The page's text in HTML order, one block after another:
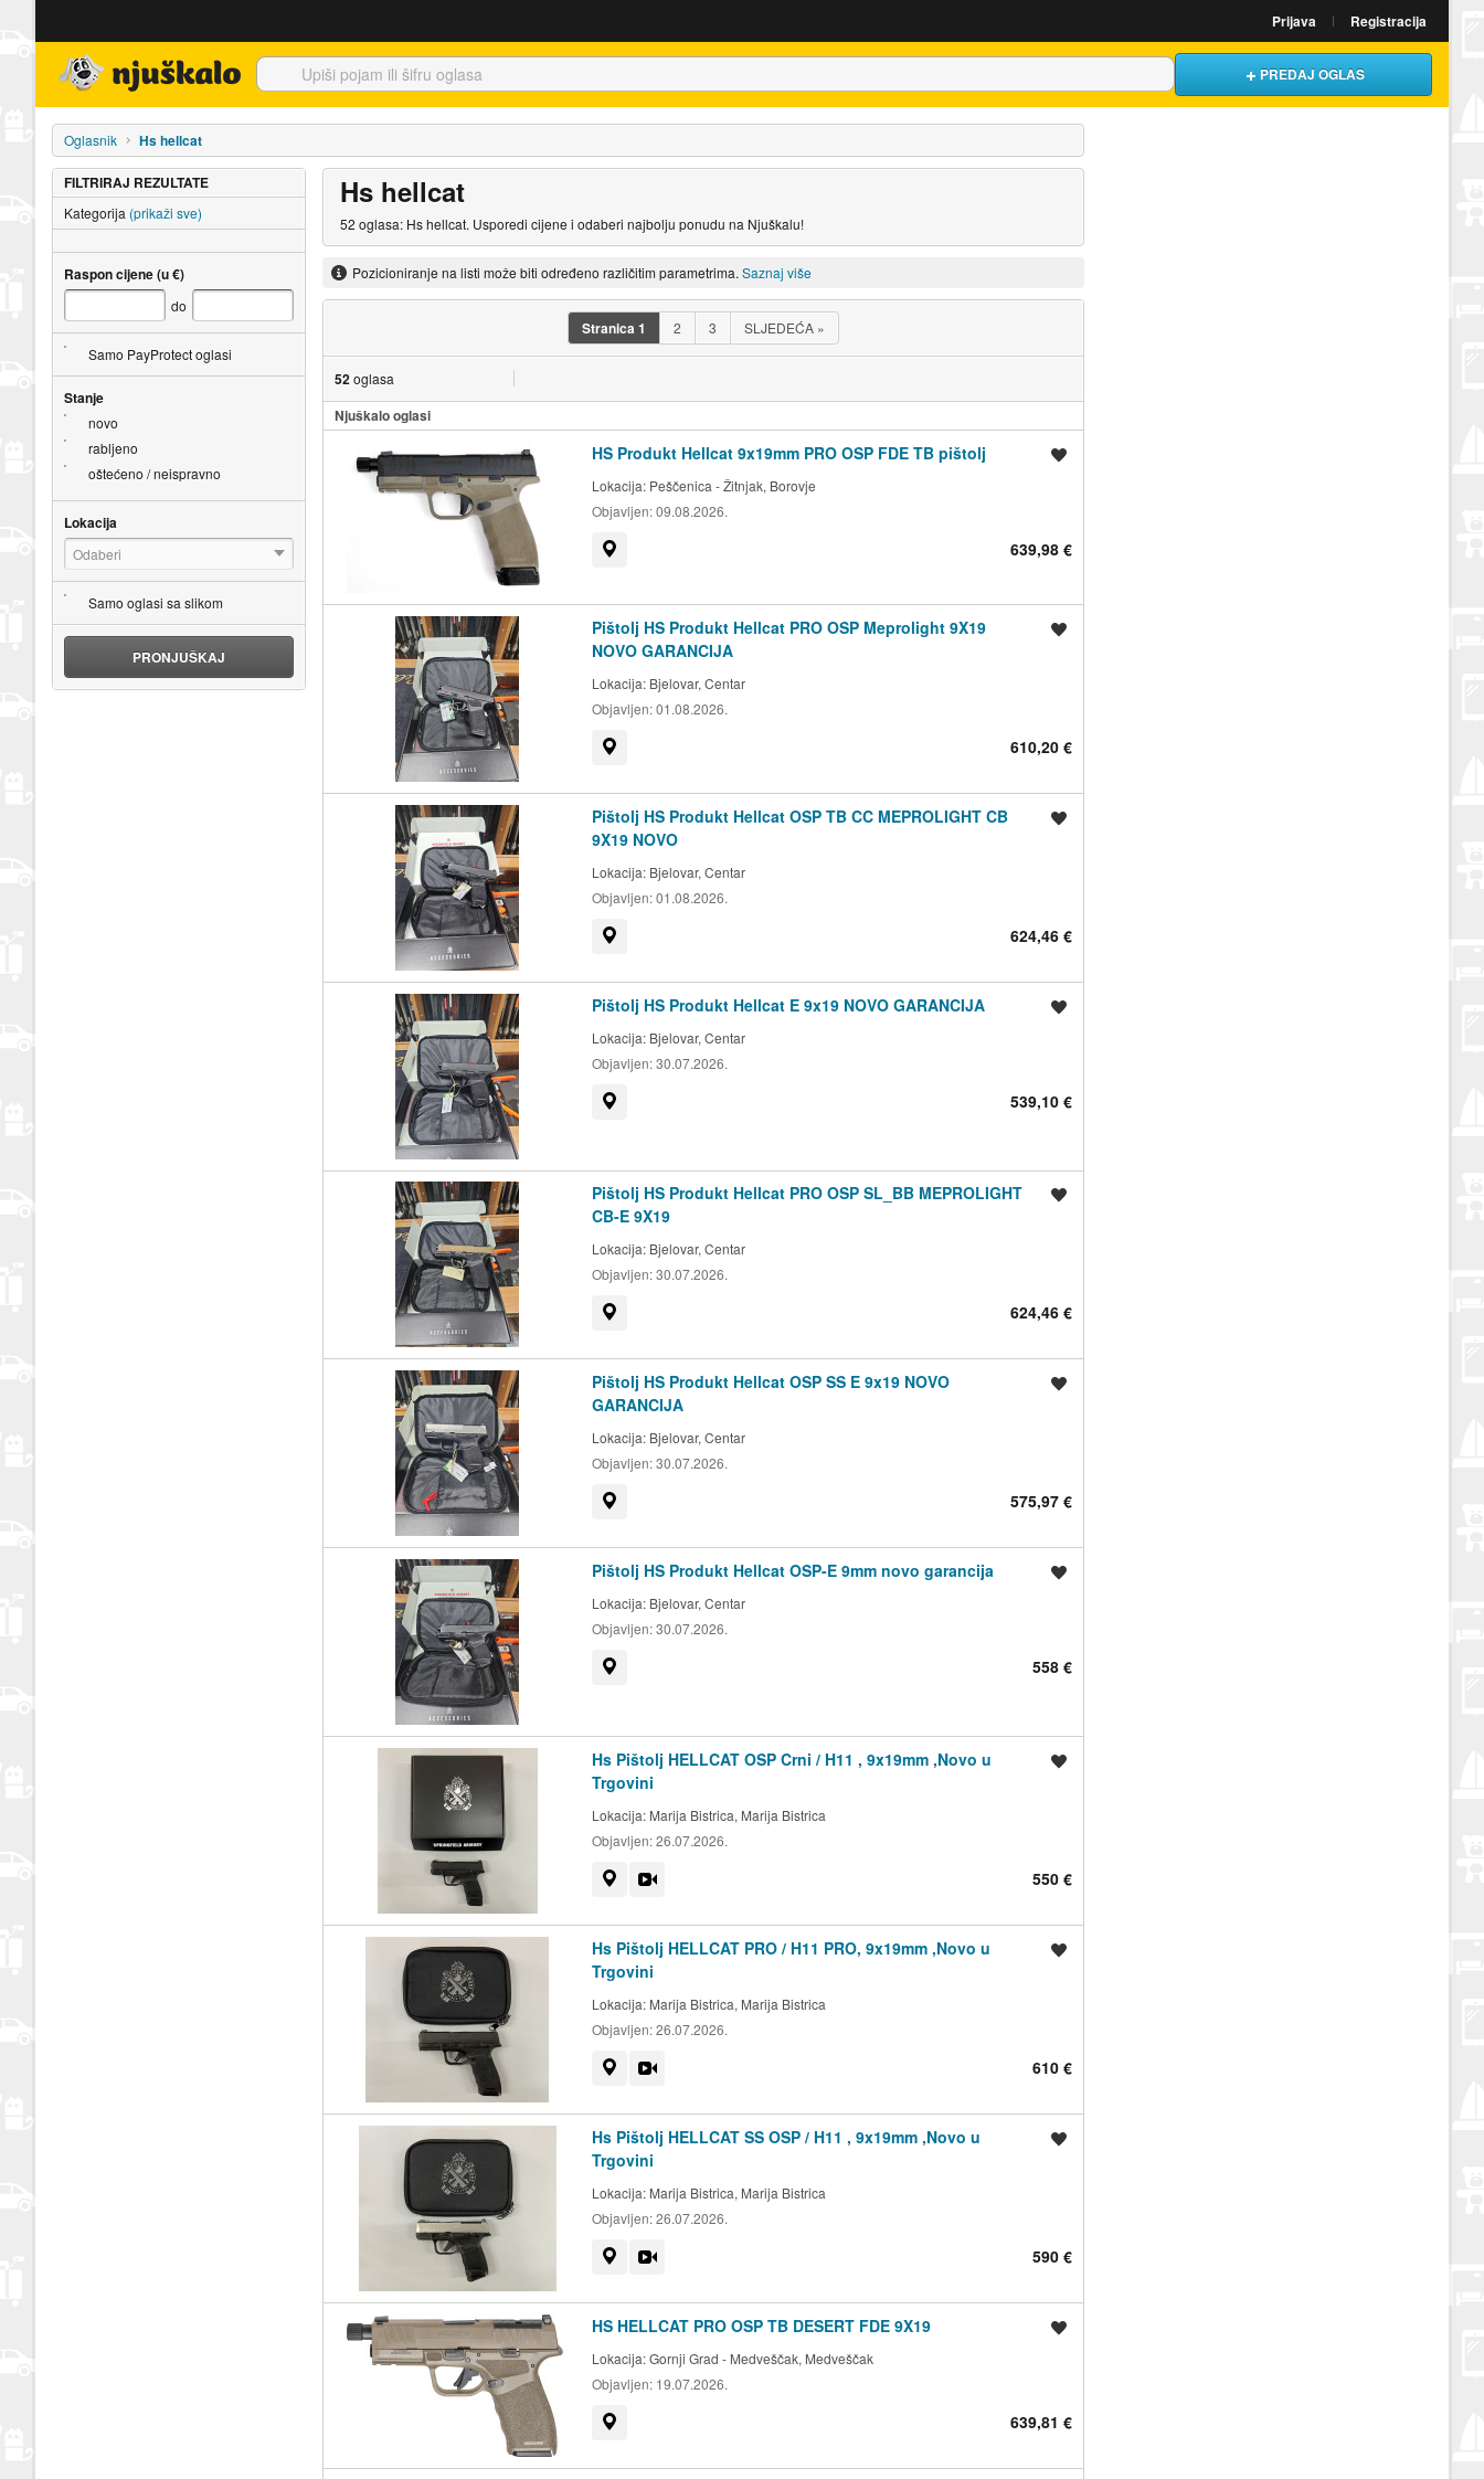
Prijava Registracija
PREDAJ OGLAS
Oglasnik Hs hellcat
Hs hellcat
52 oglasa: Hs hellcat. Usporedi cijene i odaberi najbolju ponudu na Njuškalu!
Pozicioniranje na listi može biti određeno različitim parametrima. Saznaj više
Stranica1 2 3 SLJEDEĆA »
52oglasa
Njuškalo oglasi
HS Produkt Hellcat 9x19mm PRO OSP FDE TB pištolj
Lokacija: Peščenica - Žitnjak, Borovje
Objavljen:09.08.2026.
639,98 €
Pištolj HS Produkt Hellcat PRO OSP Meprolight 9X19
NOVO GARANCIJA
Lokacija: Bjelovar, Centar
Objavljen:01.08.2026.
610,20 €
Pištolj HS Produkt Hellcat OSP TB CC MEPROLIGHT CB
9X19 NOVO
Lokacija: Bjelovar, Centar
Objavljen:01.08.2026.
624,46 €
Pištolj HS Produkt Hellcat E 9x19 NOVO GARANCIJA
Lokacija: Bjelovar, Centar
Objavljen:30.07.2026.
539,10 €
Pištolj HS Produkt Hellcat PRO OSP SL_BB MEPROLIGHT
CB-E 9X19
Lokacija: Bjelovar, Centar
Objavljen:30.07.2026.
624,46 €
Pištolj HS Produkt Hellcat OSP SS E 9x19 NOVO
GARANCIJA
Lokacija: Bjelovar, Centar
Objavljen:30.07.2026.
575,97 €
Pištolj HS Produkt Hellcat OSP-E 9mm novo garancija
Lokacija: Bjelovar, Centar
Objavljen:30.07.2026.
558 €
Hs Pištolj HELLCAT OSP Crni / H11 , 9x19mm ,Novo u
Trgovini
Lokacija: Marija Bistrica, Marija Bistrica
Objavljen:26.07.2026.
550 €
Hs Pištolj HELLCAT PRO / H11 PRO, 9x19mm ,Novo u
Trgovini
Lokacija: Marija Bistrica, Marija Bistrica
Objavljen:26.07.2026.
610 €
Hs Pištolj HELLCAT SS OSP / H11 , 9x19mm ,Novo u
Trgovini
Lokacija: Marija Bistrica, Marija Bistrica
Objavljen:26.07.2026.
590 €
HS HELLCAT PRO OSP TB DESERT FDE 9X19
Lokacija:Gornji Grad - Medveščak, Medveščak
Objavljen: 19.07.2026.
639,81 €
FILTRIRAJ REZULTATE
Kategorija (prikaži sve)
Raspon cijene (u €)
do
Samo PayProtect oglasi
Stanje
novo
rabljeno
oštećeno / neispravno
Lokacija
Odaberi
Samo oglasi sa slikom
PRONJUŠKAJ